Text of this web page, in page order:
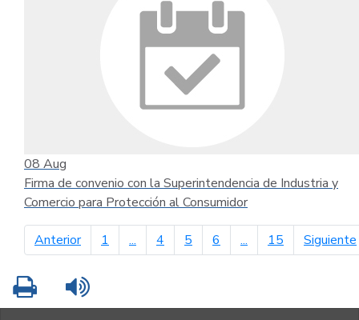
08 Aug
Firma de convenio con la Superintendencia de Industria y
Comercio para Protección al Consumidor
Anteriorpágina anterior
1 ... 4 5 6 ... 15 Siguiente
Imprimir